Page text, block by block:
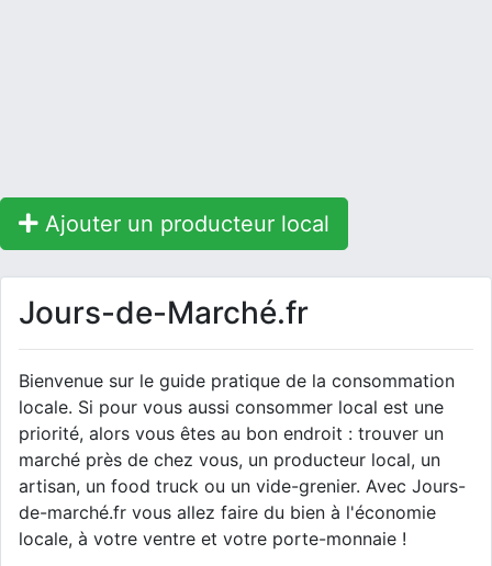
Ajouter un producteur local
Jours-de-Marché.fr
Bienvenue sur le guide pratique de la consommation
locale. Si pour vous aussi consommer local est une
priorité, alors vous êtes au bon endroit : trouver un
marché près de chez vous, un producteur local, un
artisan, un food truck ou un vide-grenier. Avec Jours-
de-marché.fr vous allez faire du bien à l'économie
locale, à votre ventre et votre porte-monnaie !